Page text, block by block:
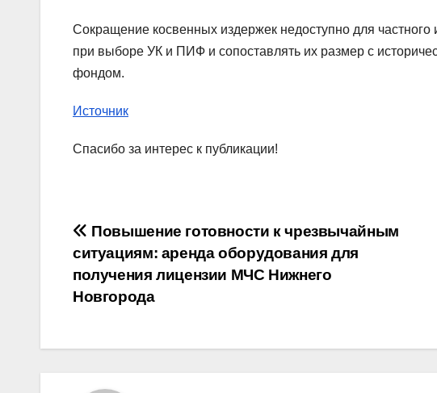
Сокращение косвенных издержек недоступно для
при выборе УК и ПИФ и сопоставлять их размер с
фондом.
Источник
Спасибо за интерес к публикации!
Навигация
по
записям
Повышение готовности к чрезвычайным
ситуациям: аренда оборудования для
получения лицензии МЧС Нижнего
Новгорода